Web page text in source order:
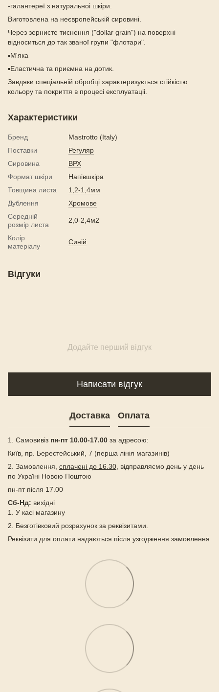
-галантереї з натуральноі шкіри.
Виготовлена на неєвропейській сировині.
Через зернисте тиснення ("dollar grain") на поверхні
відноситься до так званої групи "флотари".
▪️М'яка
▪️Еластична та приємна на дотик.
Завдяки спеціальній обробці характеризується стійкістю
кольору та покриття в процесі експлуатаціі.
Характеристики
Бренд
Mastrotto (Italy)
Поставки
Регуляр
Сировина
ВРХ
Формат шкіри
Напівшкіра
Товщина листа
1,2-1,4мм
Дублення
Хромове
Середній
розмір листа
2,0-2,4м2
Колір
матеріалу
Синій
Відгуки
Додайте перший відгук
Написати відгук
Доставка Оплата
1. Самовивіз пн-пт 10.00-17.00 за адресою:
Київ, пр. Берестейський, 7 (перша лінія магазинів)
2. Замовлення, сплачені до 16.30 , відправляємо день у день
по Україні Новою Поштою
пн-пт після 17.00
Сб-Нд: вихідні
1. У касі магазину
2. Безготівковий розрахунок за реквізитами.
Реквізити для оплати надаються після узгодження замовлення